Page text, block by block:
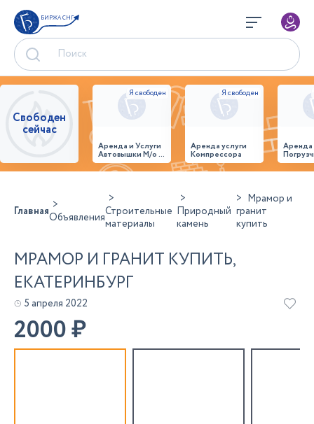
БИРЖА СНГ
Свободен
сейчас
Аренда и Услуги
Автовышки М/о г.
Домодедово
26,28,32 место
Аренда услуги
Компрессора
ГлавнаяОбъявленияСтроительные
материалы
Природный
камень
Мрамор и
гранит
купить
МРАМОР И ГРАНИТ КУПИТЬ,
ЕКАТЕРИНБУРГ
5 апреля 2022
2000₽